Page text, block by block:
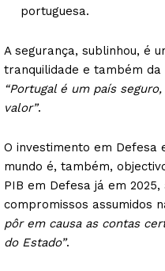
portuguesa.
A segurança, sublinhou, é
tranquilidade e também da
“Portugal é um país
valor”.
O investimento em Defesa
mundo é, também,
PIB em Defesa já em
compromissos assumidos
pôr em causa as contas
do Estado”.